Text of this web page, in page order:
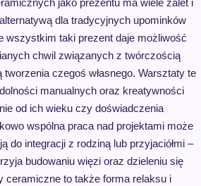
jako prezentu ma wiele zalet i
dla tradycyjnych upominków
wszystkim taki prezent daje możliwość
chwil związanych z twórczością
czegoś własnego. Warsztaty te
manualnych oraz kreatywności
od ich wieku czy doświadczenia
wspólna praca nad projektami może
do integracji z rodziną lub przyjaciółmi –
budowaniu więzi oraz dzieleniu się
ceramiczne to także forma relaksu i